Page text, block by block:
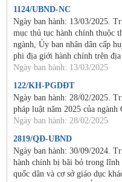
1124/UBND-NC
Ngày ban hành: 13/03/2025.
mục thủ tục hành chính thuộc
ngành, Ủy ban nhân dân cấp
phi địa giới hành chính trên
Ngày ban hành: 13/03/2025
122/KH-PGDĐT
Ngày ban hành: 28/02/2025.
pháp luật năm 2025 của
Ngày ban hành: 28/02/2025
2819/QĐ-UBND
Ngày ban hành: 30/09/2024.
hành chính bị bãi bỏ trong lĩnh
quốc dân và cơ sở giáo dục